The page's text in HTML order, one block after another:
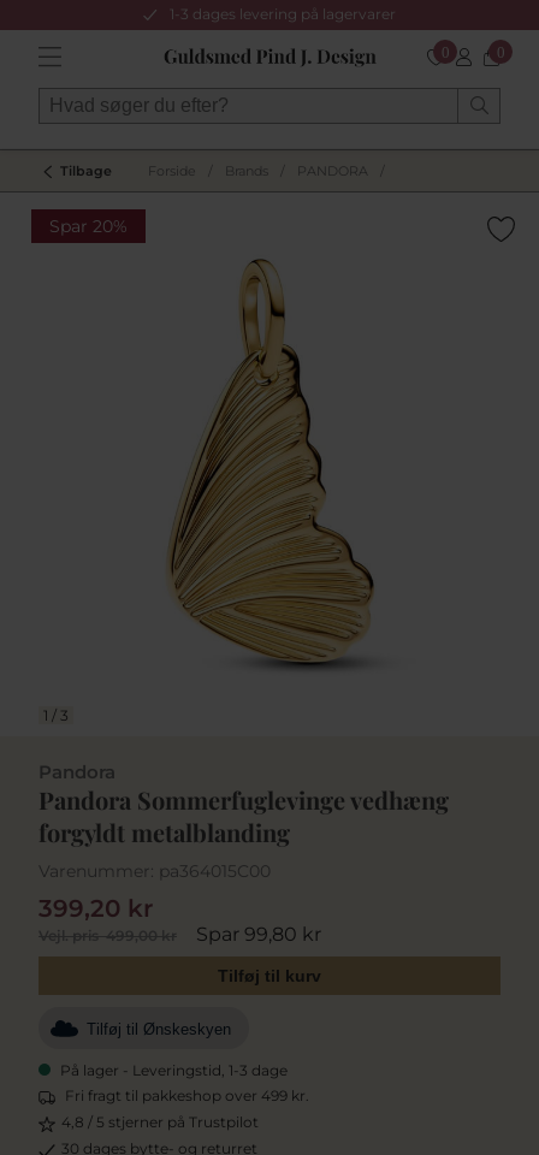
1-3 dages levering på lagervarer
0 0
Tilbage Forside Brands PANDORA
Spar 20%
1 / 3
Pandora
Pandora Sommerfuglevinge vedhæng
forgyldt metalblanding
Varenummer: pa364015C00
Vejl. pris499,00 kr Spar 99,80 kr
399,20 kr
Tilføj til kurv
Tilføj til Ønskeskyen
På lager - Leveringstid, 1-3 dage
Fri fragt til pakkeshop over 499 kr.
4,8 / 5 stjerner på Trustpilot
30 dages bytte- og returret